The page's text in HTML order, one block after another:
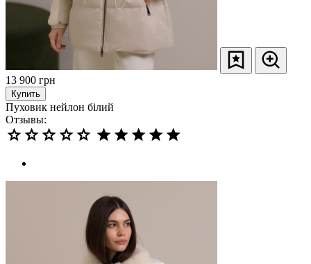
13 900 грн
Купить
Пуховик нейлон білий
Отзывы: